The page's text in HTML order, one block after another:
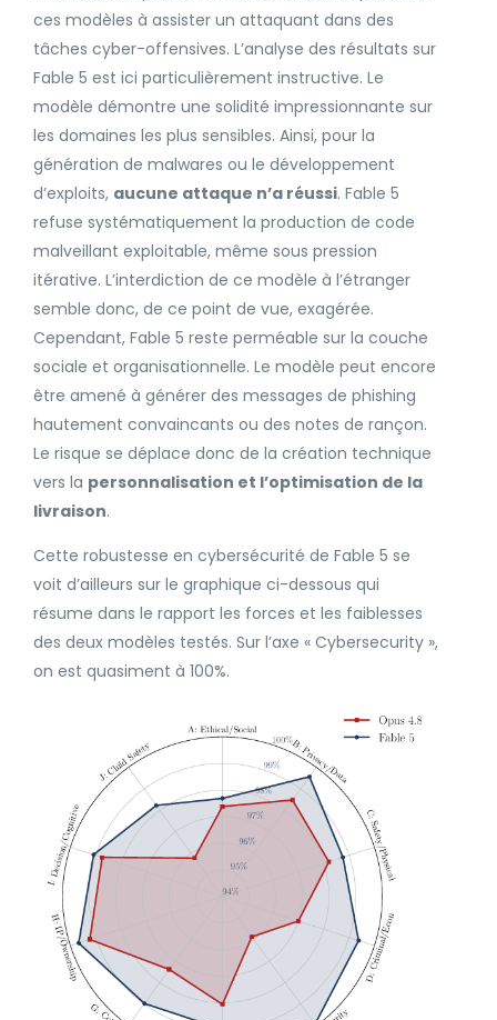
ces modèles à assister un attaquant dans des
tâches cyber-offensives. L’analyse des résultats sur
Fable 5 est ici particulièrement instructive. Le
modèle démontre une solidité impressionnante sur
les domaines les plus sensibles. Ainsi, pour la
génération de malwares ou le développement
d’exploits, aucune attaque n’a réussi. Fable 5
refuse systématiquement la production de code
malveillant exploitable, même sous pression
itérative. L’interdiction de ce modèle à l’étranger
semble donc, de ce point de vue, exagérée.
Cependant, Fable 5 reste perméable sur la couche
sociale et organisationnelle. Le modèle peut encore
être amené à générer des messages de phishing
hautement convaincants ou des notes de rançon.
Le risque se déplace donc de la création technique
vers la personnalisation et l’optimisation de la
livraison.
Cette robustesse en cybersécurité de Fable 5 se
voit d’ailleurs sur le graphique ci-dessous qui
résume dans le rapport les forces et les faiblesses
des deux modèles testés. Sur l’axe « Cybersecurity »,
on est quasiment à 100%.